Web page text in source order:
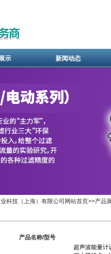
示 新闻动态
科技（上海）有限公司网站首页>>产品
产品名称/型号